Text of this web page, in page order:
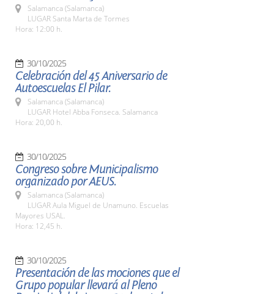
Salamanca (Salamanca)
LUGAR Santa Marta de Tormes
Hora: 12:00 h.
30/10/2025
Celebración del 45 Aniversario de
Autoescuelas El Pilar.
Salamanca (Salamanca)
LUGAR Hotel Abba Fonseca. Salamanca
Hora: 20,00 h.
30/10/2025
Congreso sobre Municipalismo
organizado por AEUS.
Salamanca (Salamanca)
LUGAR Aula Miguel de Unamuno. Escuelas
Mayores USAL.
Hora: 12,45 h.
30/10/2025
Presentación de las mociones que el
Grupo popular llevará al Pleno